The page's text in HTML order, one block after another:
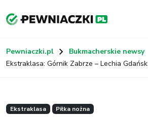
Pewniaczki.pl Bukmacherskie newsy
Ekstraklasa: Górnik Zabrze – Lechia Gdańsk
Ekstraklasa Piłka nożna